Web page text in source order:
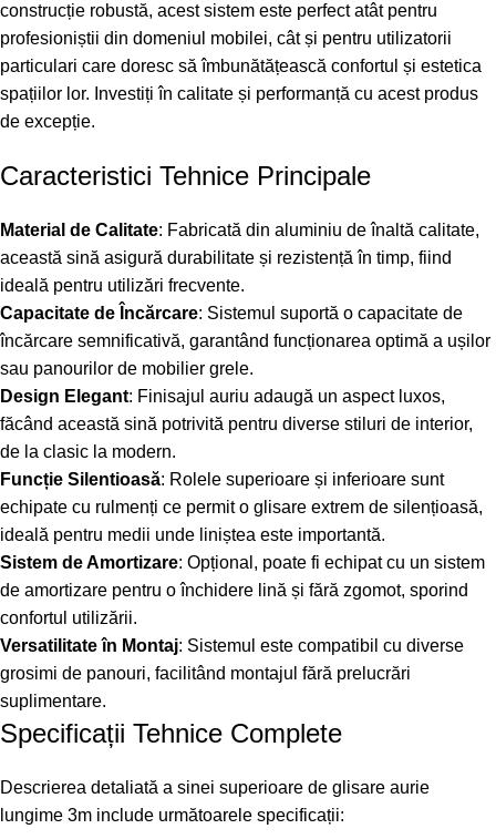
construcție robustă, acest sistem este perfect atât pentru
profesioniștii din domeniul mobilei, cât și pentru utilizatorii
particulari care doresc să îmbunătățească confortul și estetica
spațiilor lor. Investiți în calitate și performanță cu acest produs
de excepție.
Caracteristici Tehnice Principale
Material de Calitate: Fabricată din aluminiu de înaltă calitate,
această sină asigură durabilitate și rezistență în timp, fiind
ideală pentru utilizări frecvente.
Capacitate de Încărcare: Sistemul suportă o capacitate de
încărcare semnificativă, garantând funcționarea optimă a ușilor
sau panourilor de mobilier grele.
Design Elegant: Finisajul auriu adaugă un aspect luxos,
făcând această sină potrivită pentru diverse stiluri de interior,
de la clasic la modern.
Funcție Silentioasă: Rolele superioare și inferioare sunt
echipate cu rulmenți ce permit o glisare extrem de silențioasă,
ideală pentru medii unde liniștea este importantă.
Sistem de Amortizare: Opțional, poate fi echipat cu un sistem
de amortizare pentru o închidere lină și fără zgomot, sporind
confortul utilizării.
Versatilitate în Montaj: Sistemul este compatibil cu diverse
grosimi de panouri, facilitând montajul fără prelucrări
suplimentare.
Specificații Tehnice Complete
Descrierea detaliată a sinei superioare de glisare aurie
lungime 3m include următoarele specificații: